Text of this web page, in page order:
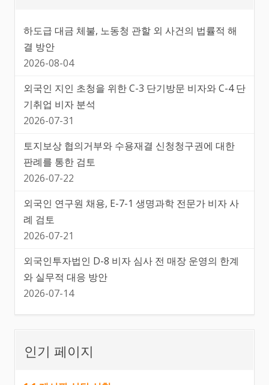
하도급 대금 체불, 노동청 관할 외 사건의 법률적 해
결 방안
2026-08-04
외국인 지인 초청을 위한 C-3 단기방문 비자와 C-4 단
기취업 비자 분석
2026-07-31
토지보상 협의거부와 수용재결 신청청구권에 대한
판례를 통한 검토
2026-07-22
외국인 연구원 채용, E-7-1 생명과학 전문가 비자 사
례 검토
2026-07-21
외국인투자법인 D-8 비자 심사 전 매장 운영의 한계
와 실무적 대응 방안
2026-07-14
인기 페이지